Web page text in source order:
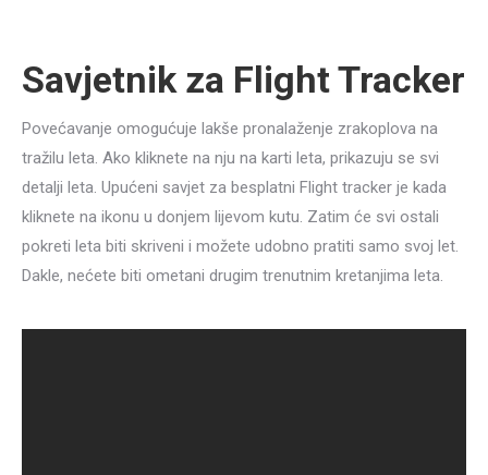
Savjetnik za Flight Tracker
Povećavanje omogućuje lakše pronalaženje zrakoplova na
tražilu leta. Ako kliknete na nju na karti leta, prikazuju se svi
detalji leta. Upućeni savjet za besplatni Flight tracker je kada
kliknete na ikonu u donjem lijevom kutu. Zatim će svi ostali
pokreti leta biti skriveni i možete udobno pratiti samo svoj let.
Dakle, nećete biti ometani drugim trenutnim kretanjima leta.